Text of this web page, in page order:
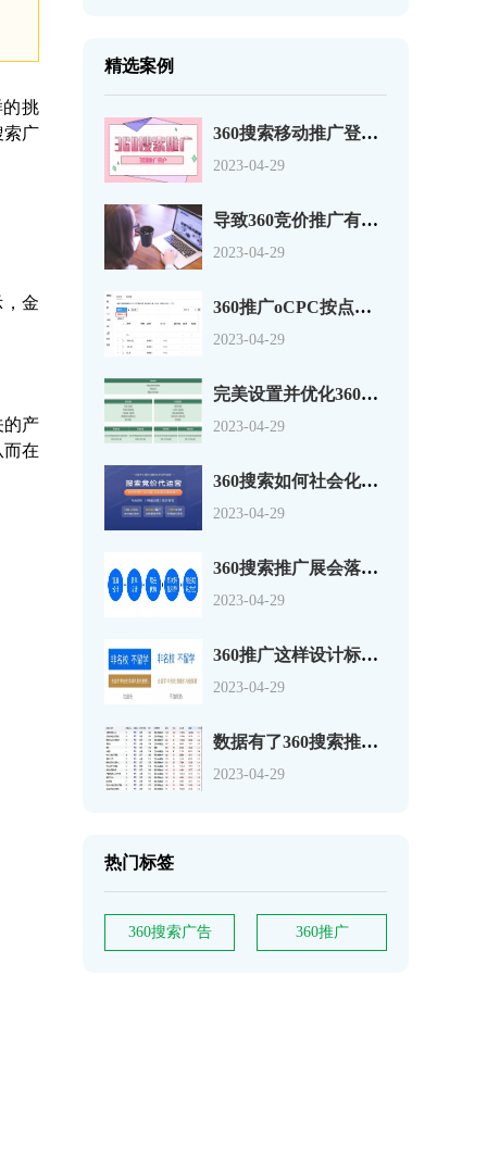
精选案例
360搜索移动推广登录页优化的12个事项
2023-04-29
导致360竞价推广有点击没转换的原因分析
2023-04-29
360推广oCPC按点击出价系数还是目标转化成本？
2023-04-29
完美设置并优化360搜索广告组和广告系列
2023-04-29
360搜索如何社会化营销以及搜索营销
2023-04-29
360搜索推广展会落地页怎么做？一套思路供参考
2023-04-29
360推广这样设计标题，资深优化师都说好！
2023-04-29
数据有了360搜索推广关键词如何分析
2023-04-29
热门标签
360搜索广告 360推广
挑
索广
金
的产
在